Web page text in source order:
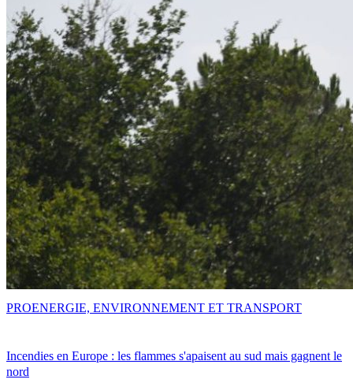
Incendies en Europe : les flammes s'apaisent au sud mais gagnent le
nord
PROENERGIE, ENVIRONNEMENT ET TRANSPORT